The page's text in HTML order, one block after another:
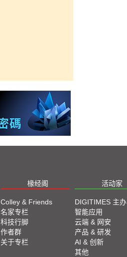
椽经阁 活动家
Colley & Friends
名家专栏
科技行脚
作者群
关于专栏
DIGITIMES 主办
智能应用
云端 & 网安
产品 & 研发
AI & 创新
其他